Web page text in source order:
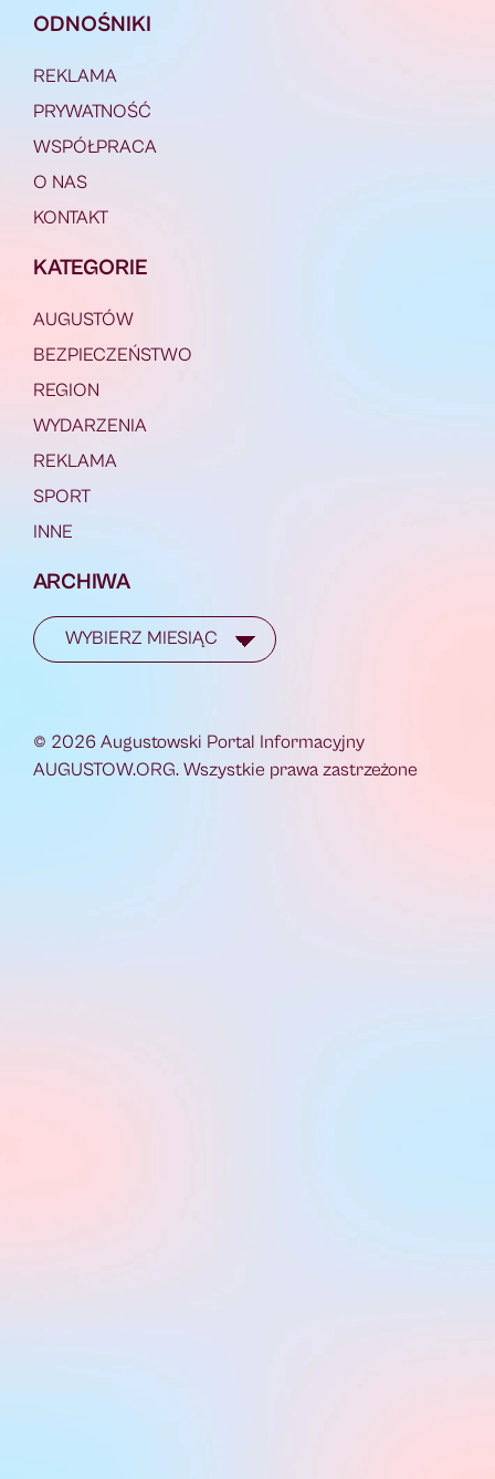
ODNOŚNIKI
REKLAMA
PRYWATNOŚĆ
WSPÓŁPRACA
O NAS
KONTAKT
KATEGORIE
AUGUSTÓW
BEZPIECZEŃSTWO
REGION
WYDARZENIA
REKLAMA
SPORT
INNE
ARCHIWA
© 2026 Augustowski Portal Informacyjny
AUGUSTOW.ORG. Wszystkie prawa zastrzeżone